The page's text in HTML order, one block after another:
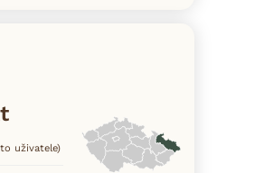
uživatele)